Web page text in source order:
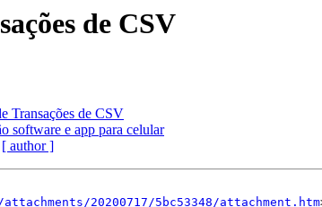
de CSV
Transações de CSV
software e app para celular
[ author ]
20200717/5bc53348/attachment.htm